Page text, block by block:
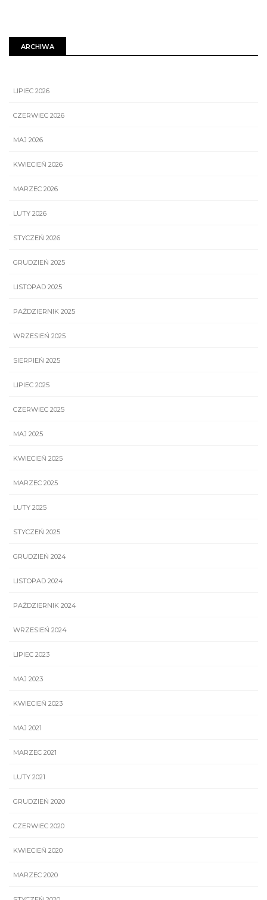
ARCHIWA
LIPIEC 2026
CZERWIEC 2026
MAJ 2026
KWIECIEŃ 2026
MARZEC 2026
LUTY 2026
STYCZEŃ 2026
GRUDZIEŃ 2025
LISTOPAD 2025
PAŹDZIERNIK 2025
WRZESIEŃ 2025
SIERPIEŃ 2025
LIPIEC 2025
CZERWIEC 2025
MAJ 2025
KWIECIEŃ 2025
MARZEC 2025
LUTY 2025
STYCZEŃ 2025
GRUDZIEŃ 2024
LISTOPAD 2024
PAŹDZIERNIK 2024
WRZESIEŃ 2024
LIPIEC 2023
MAJ 2023
KWIECIEŃ 2023
MAJ 2021
MARZEC 2021
LUTY 2021
GRUDZIEŃ 2020
CZERWIEC 2020
KWIECIEŃ 2020
MARZEC 2020